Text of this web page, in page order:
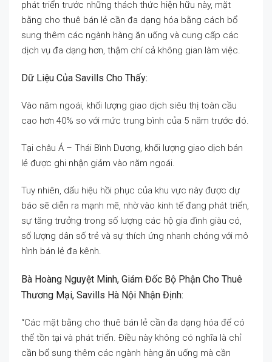
phát triển trước những thách thức hiện hữu này, mặt
bằng cho thuê bán lẻ cần đa dạng hóa bằng cách bổ
sung thêm các ngành hàng ăn uống và cung cấp các
dịch vụ đa dạng hơn, thậm chí cả không gian làm việc.
Dữ Liệu Của Savills Cho Thấy:
Vào năm ngoái, khối lượng giao dịch siêu thị toàn cầu
cao hơn 40% so với mức trung bình của 5 năm trước đó.
Tại châu Á – Thái Bình Dương, khối lượng giao dịch bán
lẻ được ghi nhận giảm vào năm ngoái.
Tuy nhiên, dấu hiệu hồi phục của khu vực này được dự
báo sẽ diễn ra mạnh mẽ, nhờ vào kinh tế đang phát triển,
sự tăng trưởng trong số lượng các hộ gia đình giàu có,
số lượng dân số trẻ và sự thích ứng nhanh chóng với mô
hình bán lẻ đa kênh.
Bà Hoàng Nguyệt Minh, Giám Đốc Bộ Phận Cho Thuê
Thương Mại, Savills Hà Nội Nhận Định:
“Các mặt bằng cho thuê bán lẻ cần đa dạng hóa để có
thể tồn tại và phát triển. Điều này không có nghĩa là chỉ
cần bổ sung thêm các ngành hàng ăn uống mà cần